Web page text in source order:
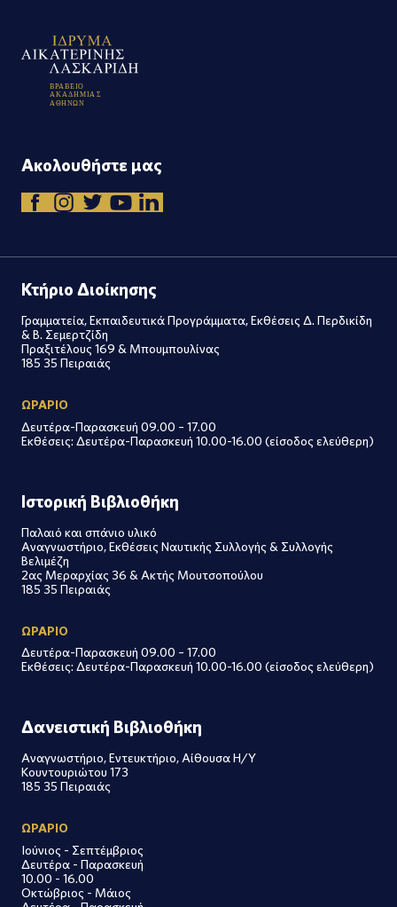
ΒΡΑΒΕΙΟ
ΑΚΑΔΗΜΙΑ Σ
Α ΘΗΝΩΝ
Ακολουθήστε μας
Κτήριο Διοίκησης
Γραμματεία, Εκπαιδευτικά Προγράμματα, Εκθέσεις Δ. Περδικίδη
& Β. Σεμερτζίδη
Πραξιτέλους 169 & Μπουμπουλίνας
185 35 Πειραιάς
ΩΡΑΡΙΟ
Δευτέρα-Παρασκευή 09.00 – 17.00
Εκθέσεις: Δευτέρα-Παρασκευή 10.00-16.00 (είσοδος ελεύθερη)
Ιστορική Βιβλιοθήκη
Παλαιό και σπάνιο υλικό
Αναγνωστήριο, Εκθέσεις Ναυτικής Συλλογής & Συλλογής
Βελιμέζη
2ας Μεραρχίας 36 & Ακτής Μουτσοπούλου
185 35 Πειραιάς
ΩΡΑΡΙΟ
Δευτέρα-Παρασκευή 09.00 – 17.00
Εκθέσεις: Δευτέρα-Παρασκευή 10.00-16.00 (είσοδος ελεύθερη)
Δανειστική Βιβλιοθήκη
Αναγνωστήριο, Εντευκτήριο, Αίθουσα Η/Υ
Κουντουριώτου 173
185 35 Πειραιάς
ΩΡΑΡΙΟ
Ιούνιος - Σεπτέμβριος
Δευτέρα - Παρασκευή
10.00 - 16.00
Οκτώβριος - Μάιος